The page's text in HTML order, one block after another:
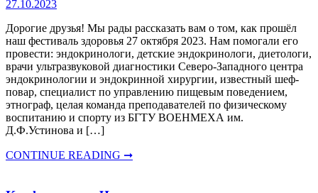
27.10.2023
Дорогие друзья! Мы рады рассказать вам о том, как прошёл
наш фестиваль здоровья 27 октября 2023. Нам помогали его
провести: эндокринологи, детские эндокринологи, диетологи,
врачи ультразвуковой диагностики Северо-Западного центра
эндокринологии и эндокринной хирургии, известный шеф-
повар, специалист по управлению пищевым поведением,
этнограф, целая команда преподавателей по физическому
воспитанию и спорту из БГТУ ВОЕНМЕХА им.
Д.Ф.Устинова и […]
CONTINUE READING ➞